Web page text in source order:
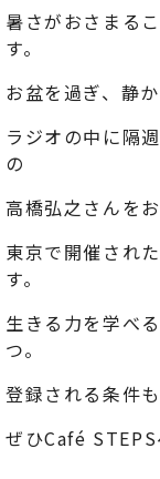
暑さがおさまる
す。
お盆を過ぎ、静
ラジオの中に隔
の
高橋弘之さんを
東京で開催され
す。
生きる力を学べ
つ。
登録される条件
ぜひCafé STEPS